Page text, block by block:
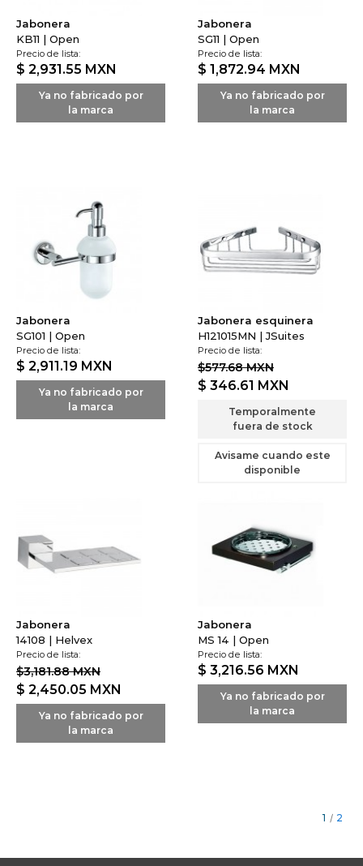
Jabonera
KB11 | Open
Precio de lista:
$ 2,931.55 MXN
Ya no fabricado por
la marca
Jabonera
SG11 | Open
Precio de lista:
$ 1,872.94 MXN
Ya no fabricado por
la marca
Jabonera
SG101 | Open
Precio de lista:
$ 2,911.19 MXN
Ya no fabricado por
la marca
Jabonera esquinera
H121015MN | JSuites
Precio de lista:
$577.68 MXN
$ 346.61 MXN
Temporalmente
fuera de stock
Avisame cuando este
disponible
Jabonera
14108 | Helvex
Precio de lista:
$3,181.88 MXN
$ 2,450.05 MXN
Ya no fabricado por
la marca
Jabonera
MS 14 | Open
Precio de lista:
$ 3,216.56 MXN
Ya no fabricado por
la marca
1 / 2